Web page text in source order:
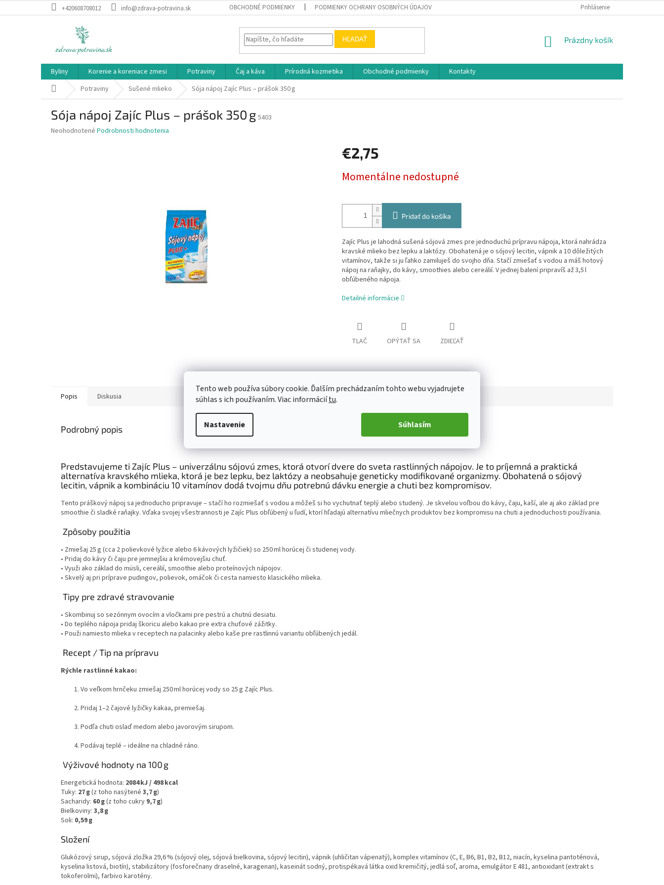
Tento web používa súbory cookie. Ďalším prechádzaním tohto webu vyjadrujete
súhlas s ich používaním. Viac informáciítu.
Nastavenie Súhlasím
na
+420608708012 info@zdrava-potravina.sk OBCHODNÉ PODMIENKY PODMIENKY OCHRANY OSOBNÝCH ÚDAJOV Prihlásenie
HĽADAŤ
NÁKUPNÝ
Prázdny košík
Byliny Korenie a koreniace zmesi Potraviny Čaj a káva Prírodná kozmetika Obchodné podmienky
Kontakty
DomovPotraviny Sušené mlieko Sója nápoj Zajíc Plus – prášok 350 g
Sója nápoj Zajíc Plus – prášok 350 g 5403
Priemerné
Neohodnotené Podrobnosti hodnotenia
€2,75
cena:
Momentálne nedostupné
Pridať do košíka
Zajíc Plus je lahodná sušená sójová zmes pre jednoduchú prípravu nápoja, ktorá nahrádza
kravské mlieko bez lepku a laktózy. Obohatená je o sójový lecitin, vápnik a 10 dôležitých
vitamínov, takže si ju ľahko zamiluješ do svojho dňa. Stačí zmiešať s vodou a máš hotový
nápoj na raňajky, do kávy, smoothies alebo cereálií. V jednej balení pripravíš až 3,5 l
obľúbeného nápoja.
Detailné informácie
TLAČ OPÝTAŤ SA ZDIEĽAŤ
Popis Diskusia
Podrobný popis
Predstavujeme ti Zajíc Plus – univerzálnu sójovú zmes, ktorá otvorí dvere do sveta rastlinných nápojov. Je to príjemná a praktická
alternatíva kravského mlieka, ktorá je bez lepku, bez laktózy a neobsahuje geneticky modifikované organizmy. Obohatená o sójový
lecitin, vápnik a kombináciu 10 vitamínov dodá tvojmu dňu potrebnú dávku energie a chuti bez kompromisov.
Tento práškový nápoj sa jednoducho pripravuje – stačí ho rozmiešať s vodou a môžeš si ho vychutnať teplý alebo studený. Je skvelou voľbou do kávy, čaju, kaší, ale aj ako základ pre
smoothie či sladké raňajky. Vďaka svojej všestrannosti je Zajíc Plus obľúbený u ľudí, ktorí hľadajú alternatívu mliečnych produktov bez kompromisu na chuti a jednoduchosti používania.
Zpôsoby použitia
• Zmiešaj 25 g (cca 2 polievkové lyžice alebo 6 kávových lyžičiek) so 250 ml horúcej či studenej vody.
• Pridaj do kávy či čaju pre jemnejšiu a krémovejšiu chuť.
• Využi ako základ do müsli, cereálií, smoothie alebo proteínových nápojov.
• Skvelý aj pri príprave pudingov, polievok, omáčok či cesta namiesto klasického mlieka.
Tipy pre zdravé stravovanie
• Skombinuj so sezónnym ovocím a vločkami pre pestrú a chutnú desiatu.
• Do teplého nápoja pridaj škoricu alebo kakao pre extra chuťové zážitky.
• Použi namiesto mlieka v receptech na palacinky alebo kaše pre rastlinnú variantu obľúbených jedál.
Recept / Tip na prípravu
Rýchle rastlinné kakao:
Vo veľkom hrnčeku zmiešaj 250 ml horúcej vody so 25 g Zajíc Plus.
Pridaj 1–2 čajové lyžičky kakaa, premiešaj.
Podľa chuti oslaď medom alebo javorovým sirupom.
Podávaj teplé – ideálne na chladné ráno.
Výživové hodnoty na 100 g
Energetická hodnota: 2084 kJ / 498 kcal
Tuky: 27 g(z toho nasýtené 3,7 g)
Sacharidy: 60 g(z toho cukry 9,7 g)
Bielkoviny: 3,8 g
Soli: 0,59 g
Složení
Glukózový sirup, sójová zložka 29,6 % (sójový olej, sójová bielkovina, sójový lecitin), vápnik (uhličitan vápenatý), komplex vitamínov (C, E, B6, B1, B2, B12, niacín, kyselina pantoténová,
kyselina listová, biotín), stabilizátory (fosforečnany draselné, karagenan), kaseinát sodný, protispékavá látka oxid kremičitý, jedlá soľ, aroma, emulgátor E 481, antioxidant (extrakt s
tokoferolmi), farbivo karotény.